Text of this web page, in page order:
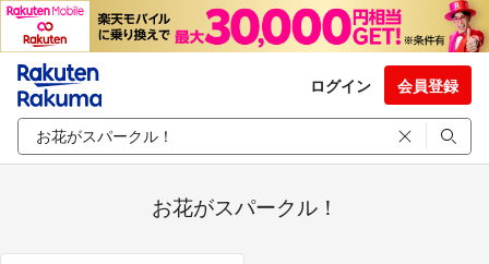
ログイン 会員登録
お花がスパークル！